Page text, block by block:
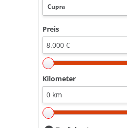
Preis
Kilometer